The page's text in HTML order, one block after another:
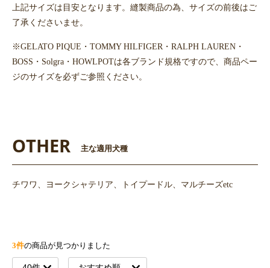
上記サイズは目安となります。縫製商品の為、サイズの前後はご
了承くださいませ。
※GELATO PIQUE・TOMMY HILFIGER・RALPH LAUREN・
BOSS・Solgra・HOWLPOTは各ブランド規格ですので、商品ペー
ジのサイズを必ずご参照ください。
OTHER 主な適用犬種
チワワ、ヨークシャテリア、トイプードル、マルチーズetc
3件の商品が見つかりました